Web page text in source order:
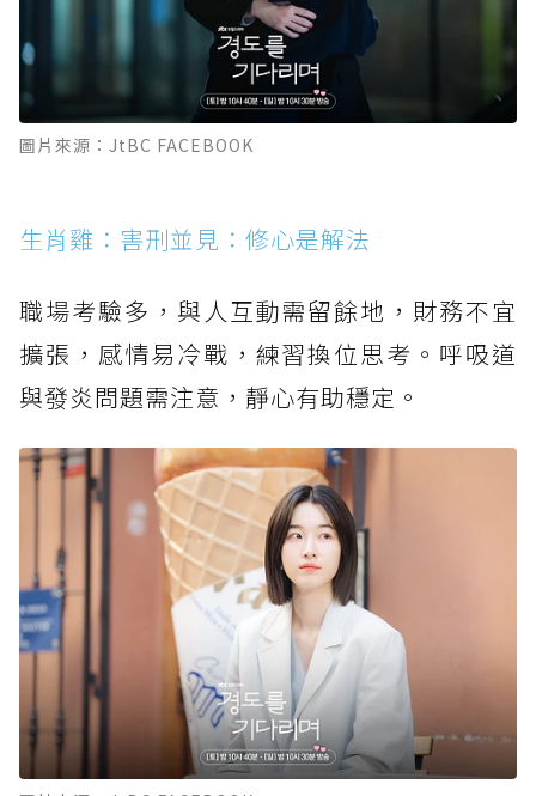
圖片來源：JtBC FACEBOOK
生肖雞：害刑並見：修心是解法
職場考驗多，與人互動需留餘地，財務不宜
擴張，感情易冷戰，練習換位思考。呼吸道
與發炎問題需注意，靜心有助穩定。